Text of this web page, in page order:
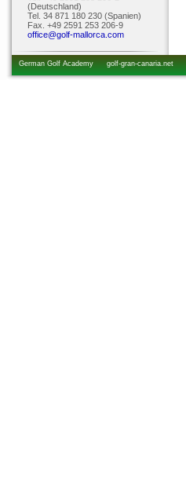
(Deutschland)
Tel. 34 871 180 230 (Spanien)
Fax. +49 2591 253 206-9
office@golf-mallorca.com
German Golf Academy golf-gran-canaria.net
startzeiten.de golfkurs-urlaub.de